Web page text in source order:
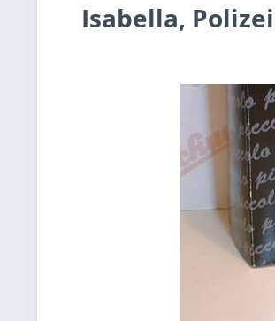
Isabella, Polizei